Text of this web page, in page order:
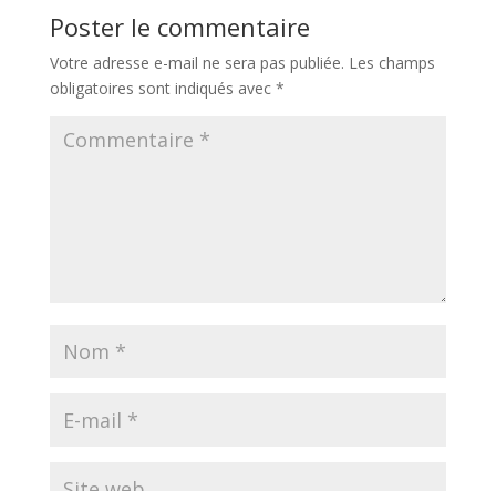
Poster le commentaire
Votre adresse e-mail ne sera pas publiée. Les champs
obligatoires sont indiqués avec *